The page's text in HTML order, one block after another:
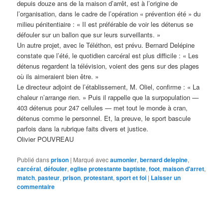
depuis douze ans de la maison d’arrêt, est à l’origine de
l’organisation, dans le cadre de l’opération « prévention été » du
milieu pénitentiaire : « II est préférable de voir les détenus se
défouler sur un ballon que sur leurs surveillants. »
Un autre projet, avec le Téléthon, est prévu. Bernard Delépine
constate que l’été, le quotidien carcéral est plus difficile : « Les
détenus regardent la télévision, voient des gens sur des plages
où ils aimeraient bien être. »
Le directeur adjoint de l’établissement, M. Oliel, confirme : « La
chaleur n’arrange rien. » Puis il rappelle que la surpopulation —
403 détenus pour 247 cellules — met tout le monde à cran,
détenus comme le personnel. Et, la preuve, le sport bascule
parfois dans la rubrique faits divers et justice.
Olivier POUVREAU
Publié dansprison | Marqué avecaumonier,bernard delepine,
carcéral,défouler,eglise protestante baptiste,foot,maison d'arret,
match,pasteur,prison,protestant,sport et foi | Laisser un
commentaire